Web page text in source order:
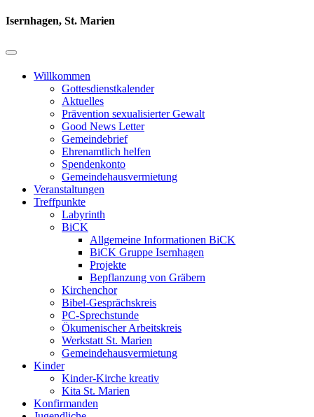
Isernhagen, St. Marien
Willkommen
Gottesdienstkalender
Aktuelles
Prävention sexualisierter Gewalt
Good News Letter
Gemeindebrief
Ehrenamtlich helfen
Spendenkonto
Gemeindehausvermietung
Veranstaltungen
Treffpunkte
Labyrinth
BiCK
Allgemeine Informationen BiCK
BiCK Gruppe Isernhagen
Projekte
Bepflanzung von Gräbern
Kirchenchor
Bibel-Gesprächskreis
PC-Sprechstunde
Ökumenischer Arbeitskreis
Werkstatt St. Marien
Gemeindehausvermietung
Kinder
Kinder-Kirche kreativ
Kita St. Marien
Konfirmanden